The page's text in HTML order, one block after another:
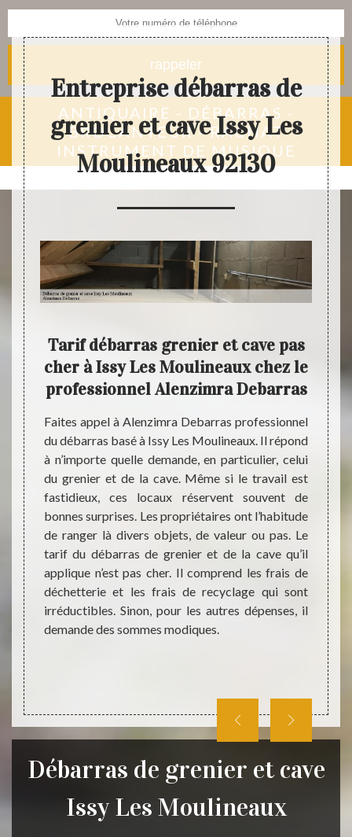
ANTIQUAIRE - DÉBARRAS -
BROCANTEUR - RACHAT
INSTRUMENT DE MUSIQUE
Entreprise débarras de
grenier et cave Issy Les
Moulineaux 92130
et
vous
?
si
ses
peut
un
tarif,
et
les
et la
Tarif débarras grenier et cave pas
cher à Issy Les Moulineaux chez le
professionnel Alenzimra Debarras
Faites appel à Alenzimra Debarras professionnel
du débarras basé à Issy Les Moulineaux. Il répond
à n’importe quelle demande, en particulier, celui
du grenier et de la cave. Même si le travail est
fastidieux, ces locaux réservent souvent de
bonnes surprises. Les propriétaires ont l’habitude
de ranger là divers objets, de valeur ou pas. Le
tarif du débarras de grenier et de la cave qu’il
applique n’est pas cher. Il comprend les frais de
déchetterie et les frais de recyclage qui sont
irréductibles. Sinon, pour les autres dépenses, il
demande des sommes modiques.
A la
Issy
nos
Débarras de grenier et cave
Issy Les Moulineaux